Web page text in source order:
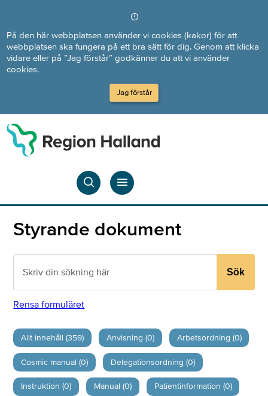
På den här webbplatsen använder vi cookies (kakor) för att
webbplatsen ska fungera på ett bra sätt för dig. Genom att klicka
vidare eller på ”Jag förstår” godkänner du att vi använder
cookies.
Jag förstår
Styrande dokument
Sök
Rensa formuläret
Allt innehåll (359) Anvisning (0) Arbetsordning (0)
Cosmic manual (0) Delegationsordning (0)
Instruktion (0) Manual (0) Patientinformation (0)